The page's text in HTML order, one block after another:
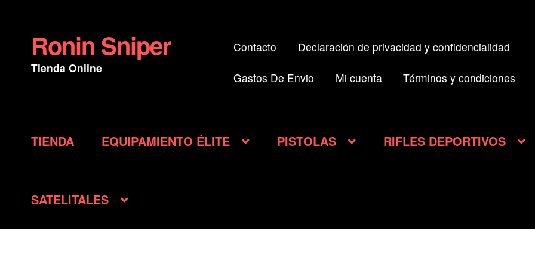
Ir
a
la
Ir
al
contenido
Ronin Sniper
Tienda Online
Contacto Declaración de privacidad y confidencialidad
Gastos De Envio Mi cuenta Términos y condiciones
TIENDA EQUIPAMIENTO ÉLITE PISTOLAS RIFLES DEPORTIVOS
SATELITALES